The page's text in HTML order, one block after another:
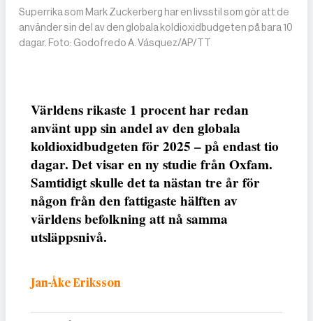
Superrika som Mark Zuckerberg har en livsstil som gör att de
använder sin del av den globala koldioxidbudgeten på bara 10
dagar. Foto: Godofredo A. Vásquez/AP/TT
Världens rikaste 1 procent har redan
använt upp sin andel av den globala
koldioxidbudgeten för 2025 – på endast tio
dagar. Det visar en ny studie från Oxfam.
Samtidigt skulle det ta nästan tre år för
någon från den fattigaste hälften av
världens befolkning att nå samma
utsläppsnivå.
Jan-Åke Eriksson